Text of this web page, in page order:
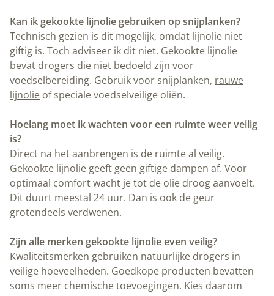
Kan ik gekookte lijnolie gebruiken op snijplanken?
Technisch gezien is dit mogelijk, omdat lijnolie niet
giftig is. Toch adviseer ik dit niet. Gekookte lijnolie
bevat drogers die niet bedoeld zijn voor
voedselbereiding. Gebruik voor snijplanken, rauwe
lijnolie of speciale voedselveilige oliën.
Hoelang moet ik wachten voor een ruimte weer veilig
is?
Direct na het aanbrengen is de ruimte al veilig.
Gekookte lijnolie geeft geen giftige dampen af. Voor
optimaal comfort wacht je tot de olie droog aanvoelt.
Dit duurt meestal 24 uur. Dan is ook de geur
grotendeels verdwenen.
Zijn alle merken gekookte lijnolie even veilig?
Kwaliteitsmerken gebruiken natuurlijke drogers in
veilige hoeveelheden. Goedkope producten bevatten
soms meer chemische toevoegingen. Kies daarom